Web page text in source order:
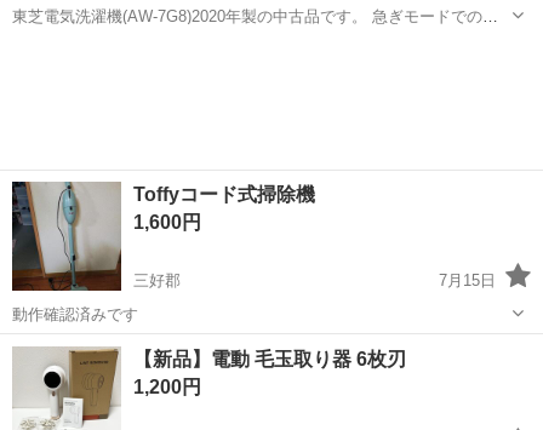
東芝電気洗濯機(AW-7G8)2020年製の中古品です。 急ぎモードでの動
Toffyコード式掃除機
1,600円
三好郡
7月15日
動作確認済みです
徳島 三好郡 生活家電 Toffy
【新品】電動 毛玉取り器 6枚刃
1,200円